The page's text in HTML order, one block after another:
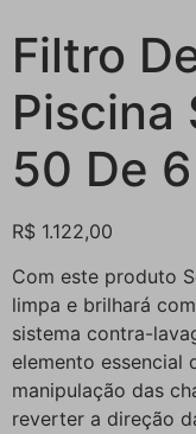
Filtro
Piscina
50 De
R$ 1.122,00
Com este produto
limpa e brilhará
sistema contra-
elemento essencial
manipulação das
reverter a direção